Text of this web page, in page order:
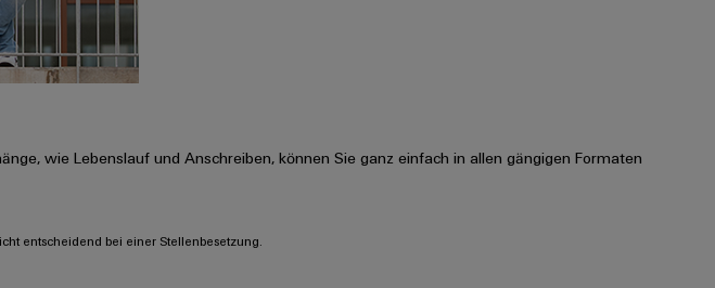
wie Lebenslauf und Anschreiben, können Sie ganz einfach in allen gängigen Formaten
entscheidend bei einer Stellenbesetzung.